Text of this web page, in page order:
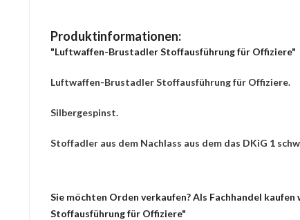
Produktinformationen:
"Luftwaffen-Brustadler Stoffausführung für Offiziere"
Luftwaffen-Brustadler Stoffausführung für Offiziere.
Silbergespinst.
Stoffadler aus dem Nachlass aus dem das DKiG 1
Sie möchten Orden verkaufen? Als Fachhandel
Stoffausführung für Offiziere"